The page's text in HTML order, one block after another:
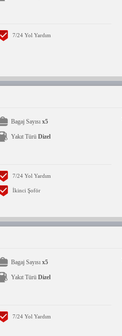
7/24 Yol Yardım
Bagaj Sayısı x5
Yakıt Türü Dizel
7/24 Yol Yardım
İkinci Şoför
Bagaj Sayısı x5
Yakıt Türü Dizel
7/24 Yol Yardım